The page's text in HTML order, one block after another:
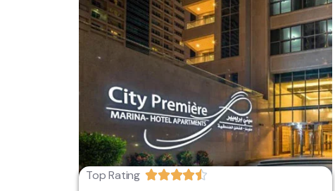
Top Rating 